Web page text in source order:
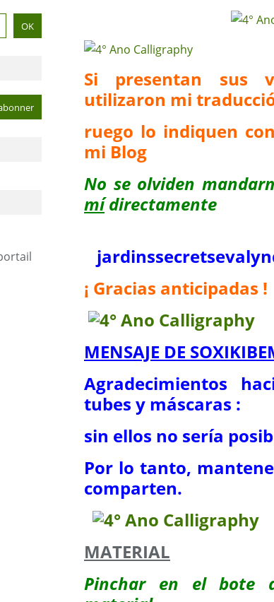
Si presentan sus
utilizaron mi
ruego lo indiquen
mi Blog
No se olviden
mídirectamente
jardinssecretse
¡ Gracias anticipadas !
MENSAJE DE
Agradecimientos
tubes y máscaras :
sin ellos no sería
Por lo tanto,
comparten.
MATERIAL
Pinchar en el bote